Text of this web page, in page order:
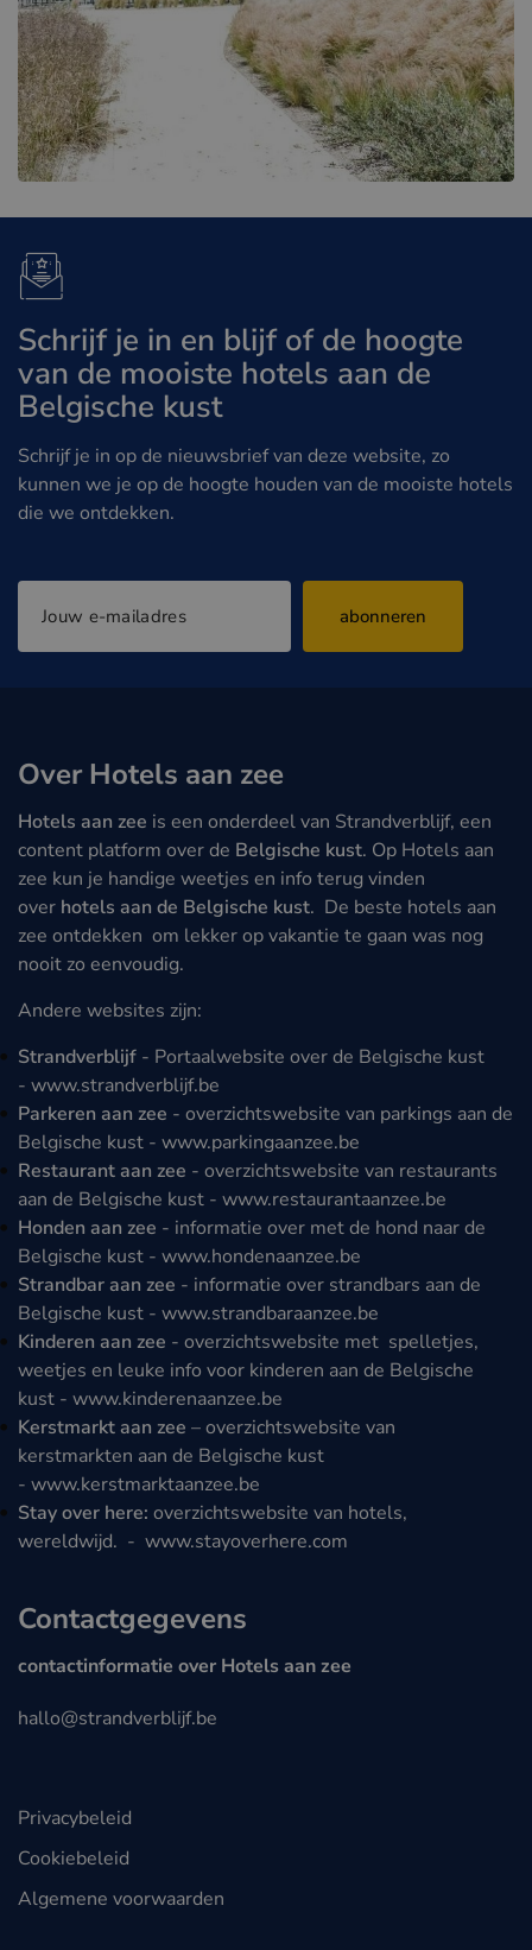
Schrijf je in en blijf of de hoogte
van de mooiste hotels aan de
Belgische kust
Schrijf je in op de nieuwsbrief van deze website, zo
kunnen we je op de hoogte houden van de mooiste hotels
die we ontdekken.
abonneren
Over Hotels aan zee
Hotels aan zee is een onderdeel van Strandverblijf, een
content platform over de Belgische kust. Op Hotels aan
zee kun je handige weetjes en info terug vinden
over hotels aan de Belgische kust. De beste hotels aan
zee ontdekken om lekker op vakantie te gaan was nog
nooit zo eenvoudig.
Andere websites zijn:
Strandverblijf - Portaalwebsite over de Belgische kust
- www.strandverblijf.be
Parkeren aan zee - overzichtswebsite van parkings aan de
Belgische kust - www.parkingaanzee.be
Restaurant aan zee - overzichtswebsite van restaurants
aan de Belgische kust - www.restaurantaanzee.be
Honden aan zee - informatie over met de hond naar de
Belgische kust - www.hondenaanzee.be
Strandbar aan zee - informatie over strandbars aan de
Belgische kust - www.strandbaraanzee.be
Kinderen aan zee - overzichtswebsite met spelletjes,
weetjes en leuke info voor kinderen aan de Belgische
kust - www.kinderenaanzee.be
Kerstmarkt aan zee – overzichtswebsite van
kerstmarkten aan de Belgische kust
- www.kerstmarktaanzee.be
Stay over here: overzichtswebsite van hotels,
wereldwijd. - www.stayoverhere.com
Contactgegevens
contactinformatie over Hotels aan zee
hallo@strandverblijf.be
Privacybeleid
Cookiebeleid
Algemene voorwaarden